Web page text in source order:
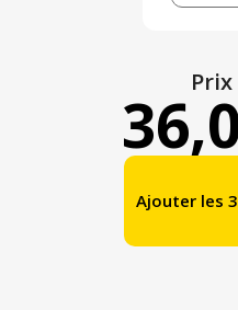
Ajouter les